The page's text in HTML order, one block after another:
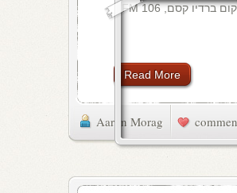
Read More
Aaron Morag